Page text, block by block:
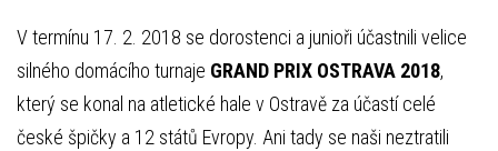
V termínu 17. 2. 2018 se dorostenci a junioři účastnili velice
silného domácího turnaje GRAND PRIX OSTRAVA 2018,
který se konal na atletické hale v Ostravě za účastí celé
české špičky a 12 států Evropy. Ani tady se naši neztratili